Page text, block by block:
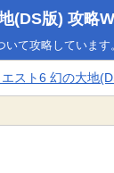
(DS版) 攻略
て攻略しています
エスト6 幻の大地